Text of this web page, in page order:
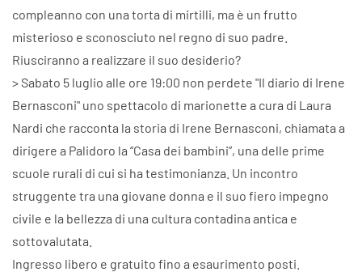
compleanno con una torta di mirtilli, ma è un frutto
misterioso e sconosciuto nel regno di suo padre.
Riusciranno a realizzare il suo desiderio?
> Sabato 5 luglio alle ore 19:00 non perdete "Il diario di Irene
Bernasconi" uno spettacolo di marionette a cura di Laura
Nardi che racconta la storia di Irene Bernasconi, chiamata a
dirigere a Palidoro la “Casa dei bambini”, una delle prime
scuole rurali di cui si ha testimonianza. Un incontro
struggente tra una giovane donna e il suo fiero impegno
civile e la bellezza di una cultura contadina antica e
sottovalutata.
Ingresso libero e gratuito fino a esaurimento posti.